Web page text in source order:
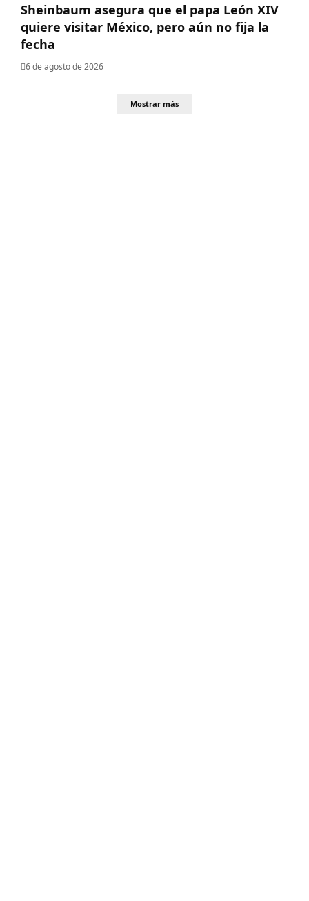
Sheinbaum asegura que el papa León XIV
quiere visitar México, pero aún no fija la
fecha
6 de agosto de 2026
Mostrar más